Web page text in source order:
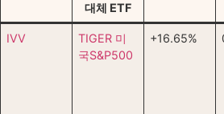
대체 ETF
IVV
TIGER 미
국S&P500
+16.65%